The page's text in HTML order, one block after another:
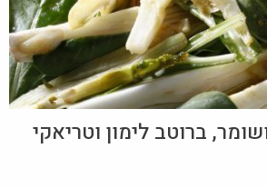
ברוטב לימון וטריאקי